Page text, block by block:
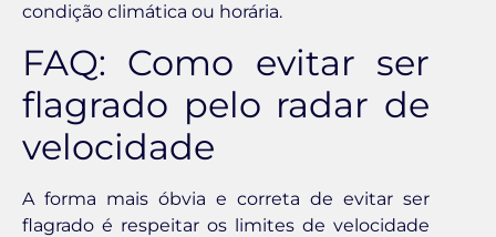
condição climática ou horária.
FAQ: Como evitar ser
flagrado pelo radar de
velocidade
A forma mais óbvia e correta de evitar ser
flagrado é respeitar os limites de velocidade